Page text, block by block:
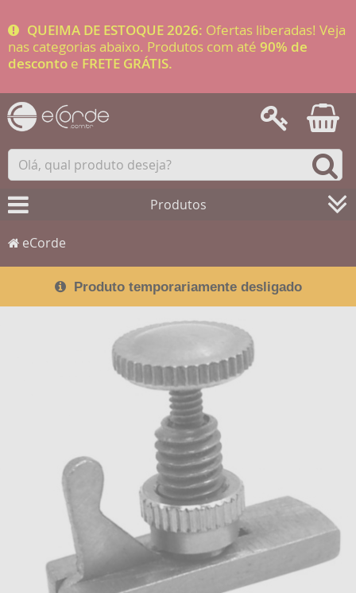
QUEIMA DE ESTOQUE 2026: Ofertas liberadas! Veja
nas categorias abaixo. Produtos com até 90% de
desconto e FRETE GRÁTIS.
Produtos
eCorde
Produto temporariamente desligado